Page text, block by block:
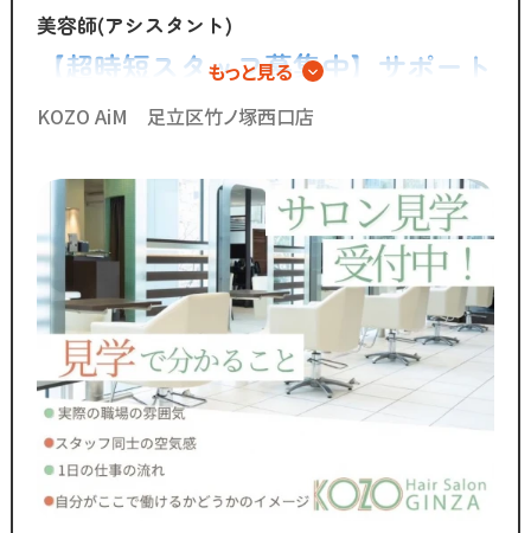
◆グループの実績◆
￣￣￣￣￣￣￣￣￣￣￣￣￣
・スタッフ月間平均報酬
「30万円以上」☆
・月間来店人数2,000人以上（4店舗平均）
◆SNSで職場のリアルな雰囲気を
チェックできます！◆
￣￣￣￣￣￣￣￣￣￣￣￣￣
／
Instagram・TikTokで
当サロンの日常を配信中♪
スタッフの技術紹介や職場の雰囲気、
撮影イベント・研修会の様子など、
リアルな職場環境をご覧いただけます☆
応募前に一度ご覧ください♪
美容師(アシスタント)
【超時短スタッフ募集中】サポート
業務を極めるアシスタント専任とい
もっと見る
KOZO AiM 足立区竹ノ塚西口店